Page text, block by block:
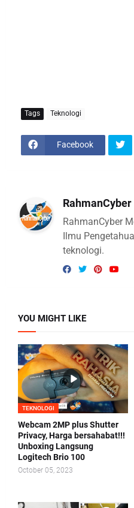
Tags Teknologi
Facebook
RahmanCyber
RahmanCyber
Ilmu
teknologi.
YOU MIGHT LIKE
TEKNOLOGI
Webcam 2MP plus Shutter
Privacy, Harga bersahabat!!!
Unboxing Langsung
Logitech Brio 100
October 05, 2023